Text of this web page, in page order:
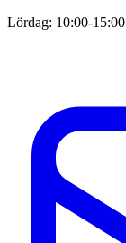
Lördag: 10:00-15:00